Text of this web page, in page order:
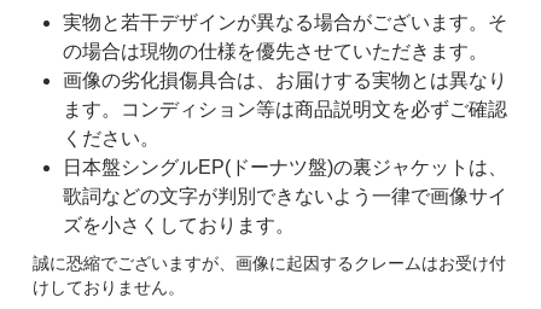
実物と若干デザインが異なる場合がございます。そ
の場合は現物の仕様を優先させていただきます。
画像の劣化損傷具合は、お届けする実物とは異なり
ます。コンディション等は商品説明文を必ずご確認
ください。
日本盤シングルEP(ドーナツ盤)の裏ジャケットは、
歌詞などの文字が判別できないよう一律で画像サイ
ズを小さくしております。
誠に恐縮でございますが、画像に起因するクレームはお受け付
けしておりません。